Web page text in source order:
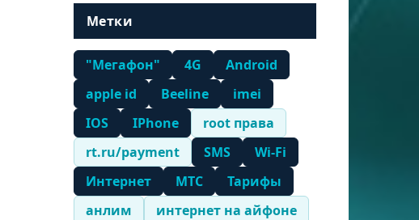
Метки
"Мегафон" 4G
Android
apple id
Beeline
imei
IOS
IPhone
root права
rt.ru/payment
SMS
Wi-Fi
Интернет
МТС
Тарифы
анлим
интернет на айфоне